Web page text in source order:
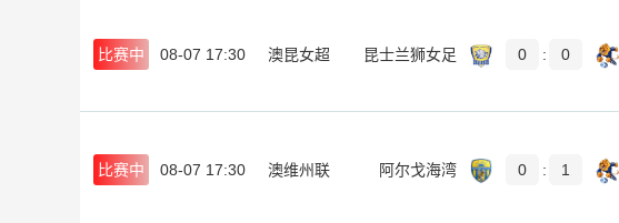
比赛中 08-07 17:30 澳昆女超 昆士兰狮女足 0 : 0
比赛中 08-07 17:30 澳维州联 阿尔戈海湾 0 : 1